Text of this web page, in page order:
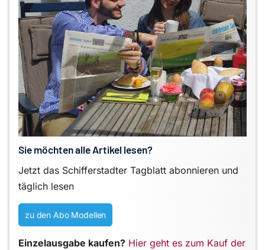
Sie möchten alle Artikel lesen?
Jetzt das Schifferstadter Tagblatt abonnieren und
täglich lesen
zu den Abo Modellen
Einzelausgabe kaufen? Hier geht es zum Kauf der